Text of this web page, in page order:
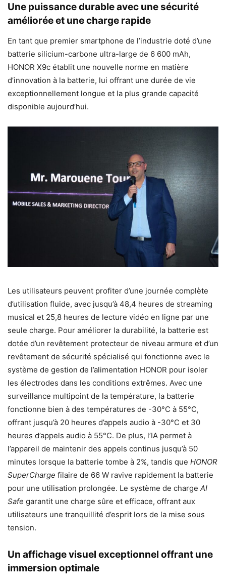
Une puissance durable avec une sécurité
améliorée et une charge rapide
En tant que premier smartphone de l’industrie doté d’une
batterie silicium-carbone ultra-large de 6 600 mAh,
HONOR X9c établit une nouvelle norme en matière
d’innovation à la batterie, lui offrant une durée de vie
exceptionnellement longue et la plus grande capacité
disponible aujourd’hui.
Les utilisateurs peuvent profiter d’une journée complète
d’utilisation fluide, avec jusqu’à 48,4 heures de streaming
musical et 25,8 heures de lecture vidéo en ligne par une
seule charge. Pour améliorer la durabilité, la batterie est
dotée d’un revêtement protecteur de niveau armure et d’un
revêtement de sécurité spécialisé qui fonctionne avec le
système de gestion de l’alimentation HONOR pour isoler
les électrodes dans les conditions extrêmes. Avec une
surveillance multipoint de la température, la batterie
fonctionne bien à des températures de -30°C à 55°C,
offrant jusqu’à 20 heures d’appels audio à -30°C et 30
heures d’appels audio à 55°C. De plus, l’IA permet à
l’appareil de maintenir des appels continus jusqu’à 50
minutes lorsque la batterie tombe à 2%, tandis que HONOR
SuperCharge filaire de 66 W ravive rapidement la batterie
pour une utilisation prolongée. Le système de charge AI
Safe garantit une charge sûre et efficace, offrant aux
utilisateurs une tranquillité d’esprit lors de la mise sous
tension.
Un affichage visuel exceptionnel offrant une
immersion optimale